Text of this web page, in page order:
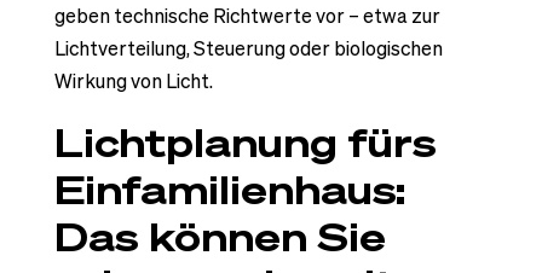
geben technische Richtwerte vor – etwa zur
Lichtverteilung, Steuerung oder biologischen
Wirkung von Licht.
Lichtplanung fürs
Einfamilienhaus:
Das können Sie